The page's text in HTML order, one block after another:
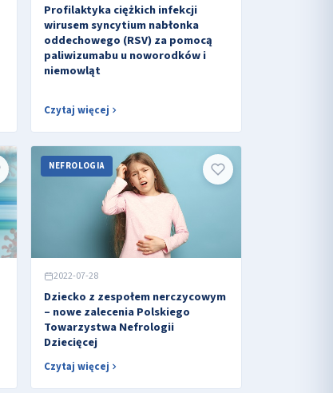
Profilaktyka ciężkich infekcji
wirusem syncytium nabłonka
oddechowego (RSV) za pomocą
paliwizumabu u noworodków i
niemowląt
Czytaj więcej
NEFROLOGIA
2022-07-28
Dziecko z zespołem nerczycowym
– nowe zalecenia Polskiego
Towarzystwa Nefrologii
Dziecięcej
Czytaj więcej